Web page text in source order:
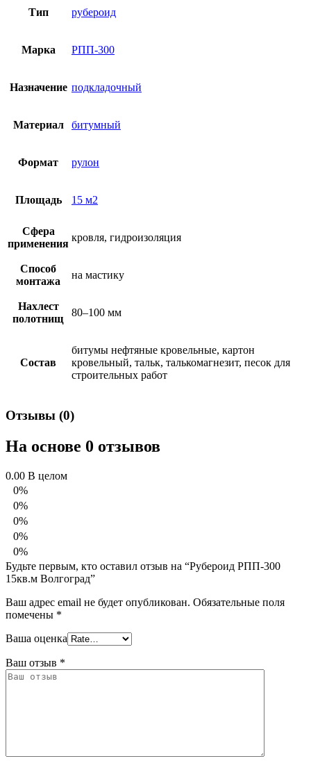
Тип рубероид
Марка РПП-300
Назначение подкладочный
Материал битумный
Формат рулон
Площадь 15 м2
Сфера
применения
кровля, гидроизоляция
Способ
монтажа
на мастику
Нахлест
полотнищ
80–100 мм
Состав
битумы нефтяные кровельные, картон
кровельный, тальк, талькомагнезит, песок для
строительных работ
Отзывы (0)
На основе 0 отзывов
0.00 В целом
0%
0%
0%
0%
0%
Будьте первым, кто оставил отзыв на “Рубероид РПП-300
15кв.м Волгоград”
Ваш адрес email не будет опубликован. Обязательные поля
помечены *
Ваша оценка
Ваш отзыв *